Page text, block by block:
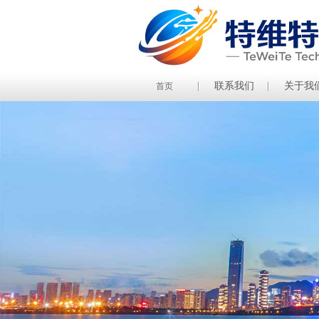
首页 联系我们 关于我